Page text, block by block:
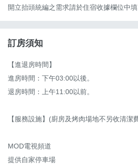
開立抬頭統編之需求請於住宿收據欄位中填
訂房須知
【進退房時間】
進房時間：下午03:00以後。
退房時間：上午11:00以前。
【服務設施】(廚房及烤肉場地不另收清潔
MOD電視頻道
提供自家停車場